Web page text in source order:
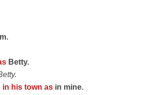
Betty.
in his town as in mine.